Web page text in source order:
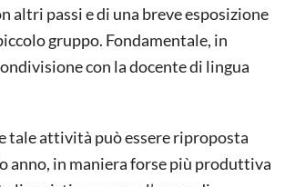
altri passi e di una breve esposizione
gruppo. Fondamentale, in
con la docente di lingua
tale attività può essere riproposta
anno, in maniera forse più produttiva